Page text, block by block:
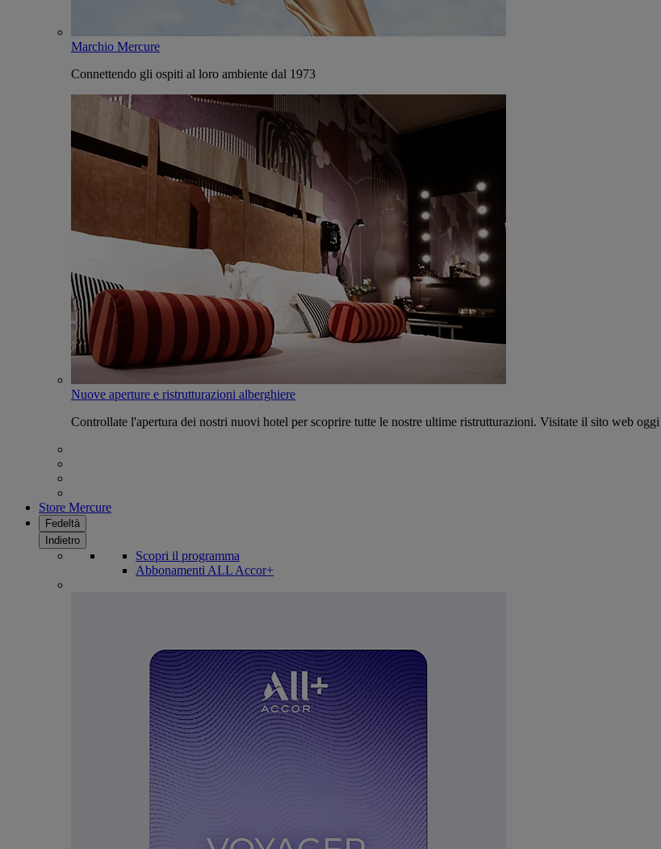
Marchio Mercure
Connettendo gli ospiti al loro ambiente dal 1973
Nuove aperture e ristrutturazioni alberghiere
Controllate l'apertura dei nostri nuovi hotel per scoprire tutte le nostre ultime ristrutturazioni. Visitate il sito web oggi
Store Mercure
Fedeltà
Indietro
Scopri il programma
Abbonamenti ALL Accor+